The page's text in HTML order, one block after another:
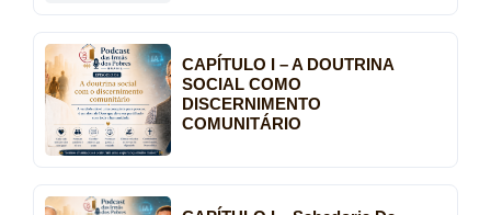
CAPÍTULO I – A DOUTRINA
SOCIAL COMO
DISCERNIMENTO
COMUNITÁRIO